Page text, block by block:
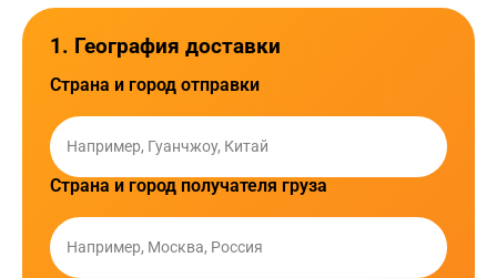
1. География доставки
Страна и город отправки
Страна и город получателя груза